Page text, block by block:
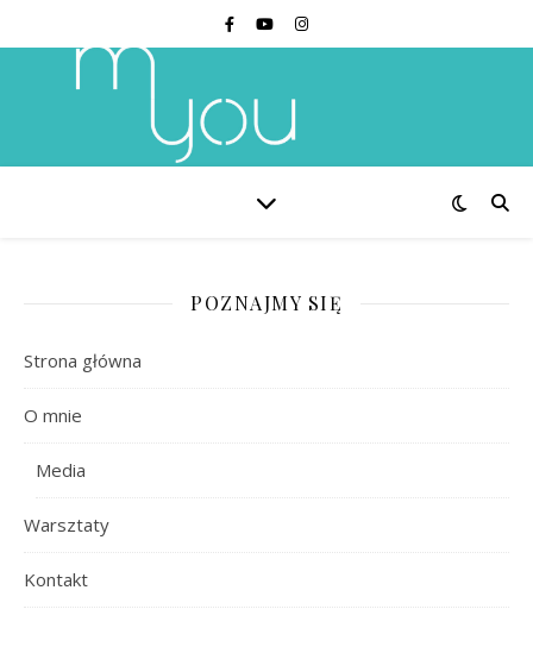
POZNAJMY SIĘ
Strona główna
O mnie
Media
Warsztaty
Kontakt